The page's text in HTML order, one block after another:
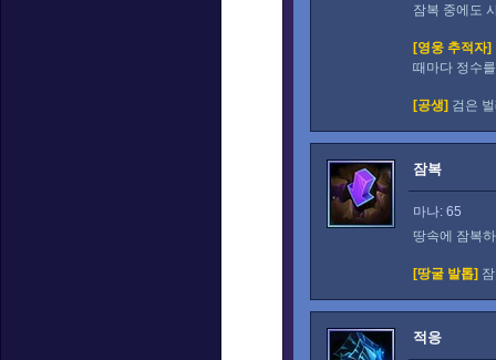
잠복 중에도
[영웅 추적자]
때마다 정수
[공생] 검은
잠복
마나: 65
땅속에 잠복
[땅굴 발톱]
적응